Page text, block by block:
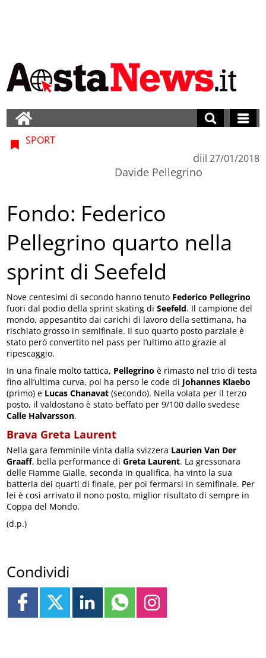
SPORT
di
Davide Pellegrino
il 27/01/2018
Fondo: Federico
Pellegrino quarto nella
sprint di Seefeld
Nove centesimi di secondo hanno tenuto Federico Pellegrino
fuori dal podio della sprint skating diSeefeld. Il campione del
mondo, appesantito dai carichi di lavoro della settimana, ha
rischiato grosso in semifinale. Il suo quarto posto parziale è
stato però convertito nel pass per l’ultimo atto grazie al
ripescaggio.
In una finale molto tattica, Pellegrino è rimasto nel trio di testa
fino all’ultima curva, poi ha perso le code di Johannes Klaebo
(primo) e Lucas Chanavat (secondo). Nella volata per il terzo
posto, il valdostano è stato beffato per 9/100 dallo svedese
Calle Halvarsson.
Brava Greta Laurent
Nella gara femminile vinta dalla svizzera Laurien Van Der
Graaff, bella performance diGreta Laurent. La gressonara
delle Fiamme Gialle, seconda in qualifica, ha vinto la sua
batteria dei quarti di finale, per poi fermarsi in semifinale. Per
lei è così arrivato il nono posto, miglior risultato di sempre in
Coppa del Mondo.
(d.p.)
Condividi